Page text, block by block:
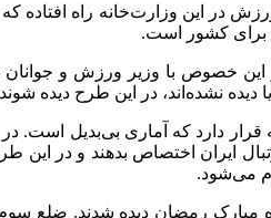
این وزارت‌خانه راه افتاده که
برای کشور است.
خصوص با وزیر ورزش و جوانان
نشده‌اند، در این طرح دیده
و فوتسال در اختیار این وزارت‌خانه قرار دارد که
ایران اختصاص بدهند و در این
می‌شود.
مبارک رمضان دیده شدند. ضلع سوم